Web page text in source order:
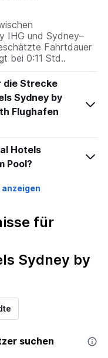
IHG und Sydney–
Fahrtdauer
bei 0:11 Std..
die Strecke
Sydney by
Flughafen
Hotels
Pool?
für
Sydney by
suchen